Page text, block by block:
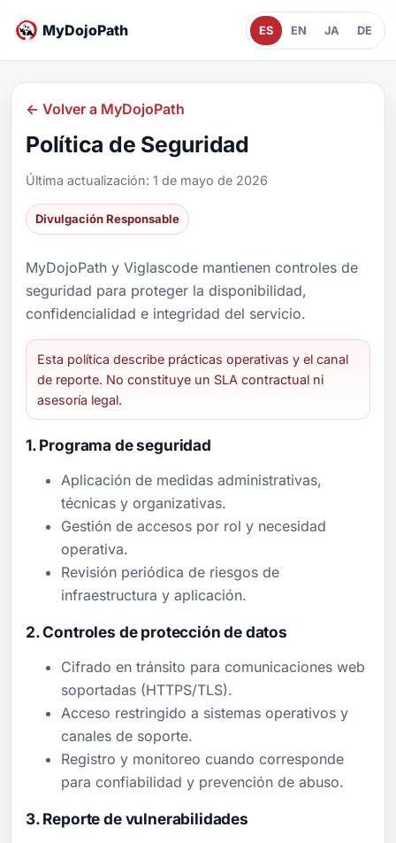
MyDojoPath ES EN JA DE
← Volver a MyDojoPath
Política de Seguridad
Última actualización: 1 de mayo de 2026
Divulgación Responsable
MyDojoPath y Viglascode mantienen controles de
seguridad para proteger la disponibilidad,
confidencialidad e integridad del servicio.
Esta política describe prácticas operativas y el canal
de reporte. No constituye un SLA contractual ni
asesoría legal.
1. Programa de seguridad
Aplicación de medidas administrativas,
técnicas y organizativas.
Gestión de accesos por rol y necesidad
operativa.
Revisión periódica de riesgos de
infraestructura y aplicación.
2. Controles de protección de datos
Cifrado en tránsito para comunicaciones web
soportadas (HTTPS/TLS).
Acceso restringido a sistemas operativos y
canales de soporte.
Registro y monitoreo cuando corresponde
para confiabilidad y prevención de abuso.
3. Reporte de vulnerabilidades